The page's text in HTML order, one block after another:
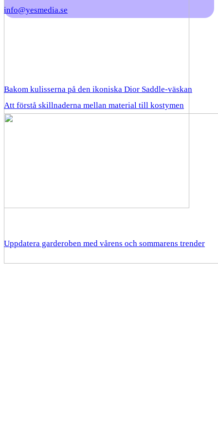
Bakom kulisserna på den ikoniska Dior Saddle-väskan
Att förstå skillnaderna mellan material till kostymen
Uppdatera garderoben med vårens och sommarens trender
info@yesmedia.se